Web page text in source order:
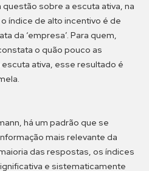
sobre a escuta ativa, na
o índice de alto incentivo é de
da ‘empresa’. Para quem,
o quão pouco as
ativa, esse resultado é
há um padrão que se
mais relevante da
das respostas, os índices
e sistematicamente